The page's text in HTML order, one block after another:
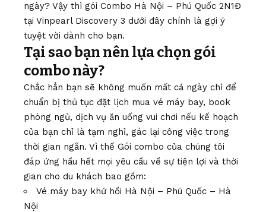
ngày? Vậy thì gói Combo Hà Nội – Phú Quốc 2N1Đ
tại Vinpearl Discovery 3 dưới đây chính là gợi ý
tuyệt vời dành cho bạn.
Tại sao bạn nên lựa chọn gói
combo này?
Chắc hẳn bạn sẽ không muốn mất cả ngày chỉ để
chuẩn bị thủ tục đặt lịch mua vé máy bay, book
phòng ngủ, dịch vụ ăn uống vui chơi nếu kế hoạch
của bạn chỉ là tạm nghỉ, gác lại công việc trong
thời gian ngắn. Vì thế Gói combo của chúng tôi
đáp ứng hầu hết mọi yêu cầu về sự tiện lợi và thời
gian cho du khách bao gồm:
Vé máy bay khứ hồi Hà Nội – Phú Quốc – Hà
Nội